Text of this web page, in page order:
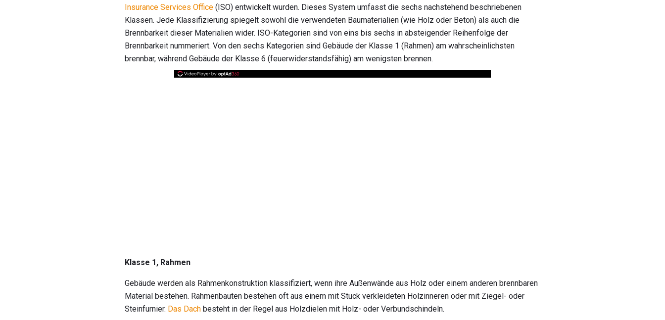
Insurance Services Office (ISO) entwickelt wurden. Dieses System umfasst die sechs nachstehend beschriebenen
Klassen. Jede Klassifizierung spiegelt sowohl die verwendeten Baumaterialien (wie Holz oder Beton) als auch die
Brennbarkeit dieser Materialien wider. ISO-Kategorien sind von eins bis sechs in absteigender Reihenfolge der
Brennbarkeit nummeriert. Von den sechs Kategorien sind Gebäude der Klasse 1 (Rahmen) am wahrscheinlichsten
brennbar, während Gebäude der Klasse 6 (feuerwiderstandsfähig) am wenigsten brennen.
Klasse 1, Rahmen
Gebäude werden als Rahmenkonstruktion klassifiziert, wenn ihre Außenwände aus Holz oder einem anderen brennbaren
Material bestehen. Rahmenbauten bestehen oft aus einem mit Stuck verkleideten Holzinneren oder mit Ziegel- oder
Steinfurnier. Das Dach besteht in der Regel aus Holzdielen mit Holz- oder Verbundschindeln.